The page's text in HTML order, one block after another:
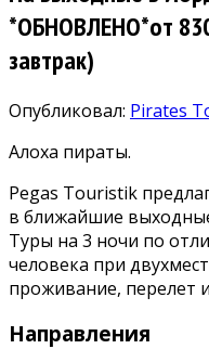
*ОБНОВЛЕНО*от
завтрак)
Опубликовал: Pirates
Алоха пираты.
Pegas Touristik
в ближайшие
Туры на 3 ночи по
человека при
проживание, перелет
Направления